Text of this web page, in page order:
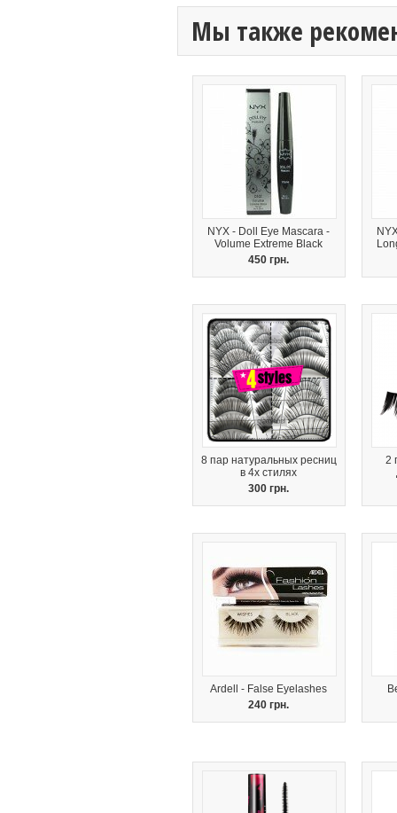
Мы также
NYX - Doll Eye Mascara -
Volume Extreme Black
450 грн.
8 пар натуральных ресниц
в 4х стилях
300 грн.
2
Ardell - False Eyelashes
240 грн.